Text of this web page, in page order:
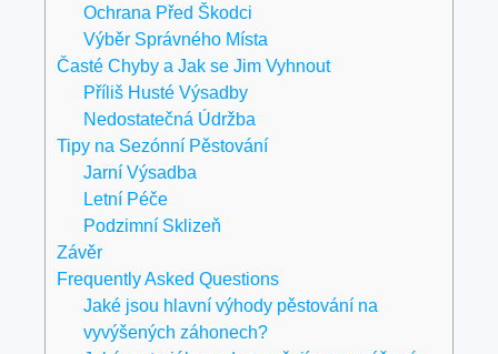
Ochrana Před Škodci
Výběr Správného Místa
Časté Chyby a Jak se Jim Vyhnout
Příliš Husté Výsadby
Nedostatečná Údržba
Tipy na Sezónní Pěstování
Jarní Výsadba
Letní Péče
Podzimní Sklizeň
Závěr
Frequently Asked Questions
Jaké jsou hlavní výhody pěstování na
vyvýšených záhonech?